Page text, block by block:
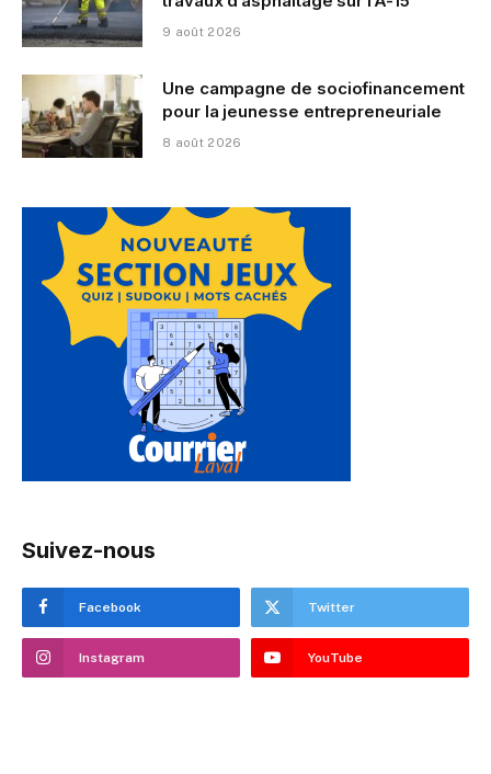
9 août 2026
Une campagne de sociofinancement
pour la jeunesse entrepreneuriale
8 août 2026
Suivez-nous
Facebook Twitter
Instagram YouTube